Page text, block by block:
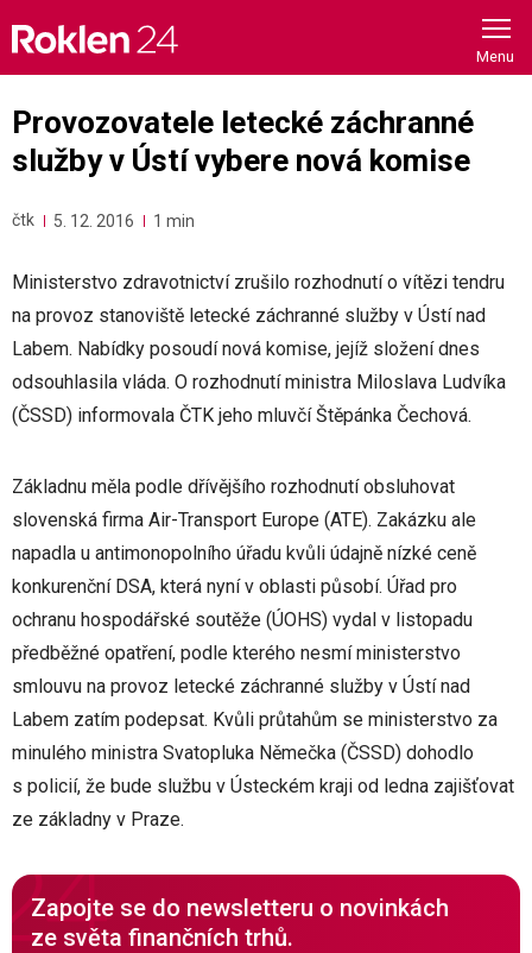
content
Provozovatele letecké záchranné
služby v Ústí vybere nová komise
čtk 5. 12. 2016 1 min
Ministerstvo zdravotnictví zrušilo rozhodnutí o vítězi tendru
na provoz stanoviště letecké záchranné služby v Ústí nad
Labem. Nabídky posoudí nová komise, jejíž složení dnes
odsouhlasila vláda. O rozhodnutí ministra Miloslava Ludvíka
(ČSSD) informovala ČTK jeho mluvčí Štěpánka Čechová.
Základnu měla podle dřívějšího rozhodnutí obsluhovat
slovenská firma Air-Transport Europe (ATE). Zakázku ale
napadla u antimonopolního úřadu kvůli údajně nízké ceně
konkurenční DSA, která nyní v oblasti působí. Úřad pro
ochranu hospodářské soutěže (ÚOHS) vydal v listopadu
předběžné opatření, podle kterého nesmí ministerstvo
smlouvu na provoz letecké záchranné služby v Ústí nad
Labem zatím podepsat. Kvůli průtahům se ministerstvo za
minulého ministra Svatopluka Němečka (ČSSD) dohodlo
s policií, že bude službu v Ústeckém kraji od ledna zajišťovat
ze základny v Praze.
Zapojte se do newsletteru o novinkách
ze světa finančních trhů.